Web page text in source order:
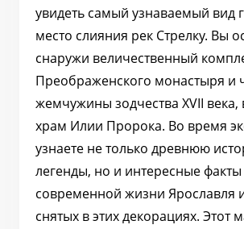
увидеть самый узнаваемый вид
место слияния рек Стрелку. Вы
снаружи величественный
Преображенского монастыря и
жемчужины зодчества XVII века,
храм Илии Пророка. Во время
узнаете не только древнюю
легенды, но и интересные факты
современной жизни Ярославля
снятых в этих декорациях. Этот